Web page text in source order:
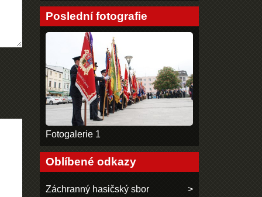
Poslední fotografie
Fotogalerie 1
Oblíbené odkazy
Záchranný hasičský sbor